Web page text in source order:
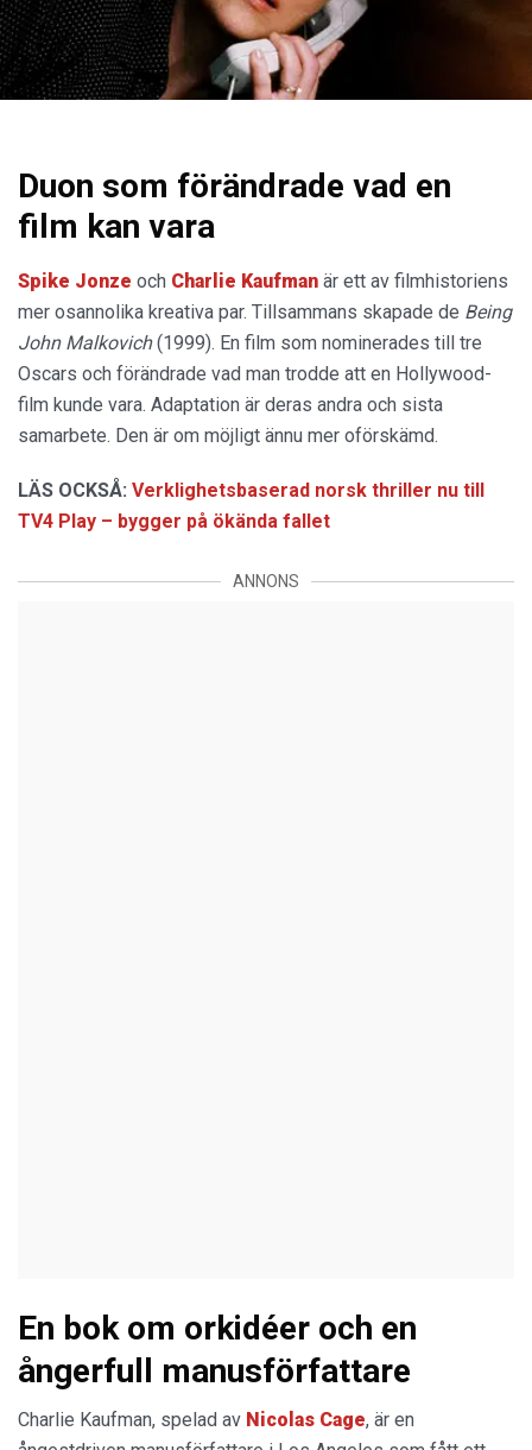
Duon som förändrade vad en
film kan vara
Spike Jonze och Charlie Kaufman är ett av filmhistoriens
mer osannolika kreativa par. Tillsammans skapade de Being
John Malkovich(1999). En film som nominerades till tre
Oscars och förändrade vad man trodde att en Hollywood-
film kunde vara. Adaptation är deras andra och sista
samarbete. Den är om möjligt ännu mer oförskämd.
LÄS OCKSÅ: Verklighetsbaserad norsk thriller nu till
TV4 Play – bygger på ökända fallet
ANNONS
En bok om orkidéer och en
ångerfull manusförfattare
Charlie Kaufman, spelad av Nicolas Cage, är en